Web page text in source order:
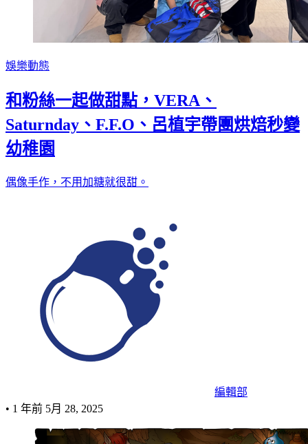
娛樂動態
和粉絲一起做甜點，VERA、
Saturnday、F.F.O、呂植宇帶團烘焙秒變
幼稚園
偶像手作，不用加糖就很甜。
編輯部
• 1 年前 5月 28, 2025